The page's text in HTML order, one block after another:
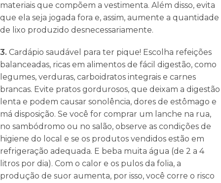
materiais que compõem a vestimenta. Além disso, evita
que ela seja jogada fora e, assim, aumente a quantidade
de lixo produzido desnecessariamente.
3. Cardápio saudável para ter pique! Escolha refeições
balanceadas, ricas em alimentos de fácil digestão, como
legumes, verduras, carboidratos integrais e carnes
brancas. Evite pratos gordurosos, que deixam a digestão
lenta e podem causar sonolência, dores de estômago e
má disposição. Se você for comprar um lanche na rua,
no sambódromo ou no salão, observe as condições de
higiene do local e se os produtos vendidos estão em
refrigeração adequada. E beba muita água (de 2 a 4
litros por dia). Com o calor e os pulos da folia, a
produção de suor aumenta, por isso, você corre o risco